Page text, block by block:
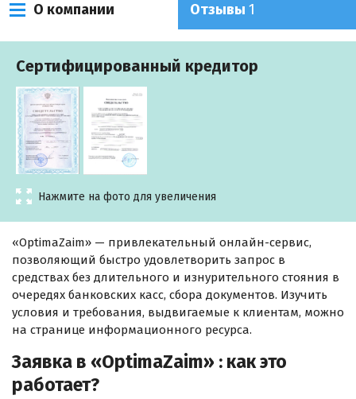
О компании Отзывы 1
Сертифицированный кредитор
Нажмите на фото для увеличения
«OptimaZaim» — привлекательный онлайн-сервис,
позволяющий быстро удовлетворить запрос в
средствах без длительного и изнурительного стояния в
очередях банковских касс, сбора документов. Изучить
условия и требования, выдвигаемые к клиентам, можно
на странице информационного ресурса.
Заявка в «OptimaZaim» : как это
работает?